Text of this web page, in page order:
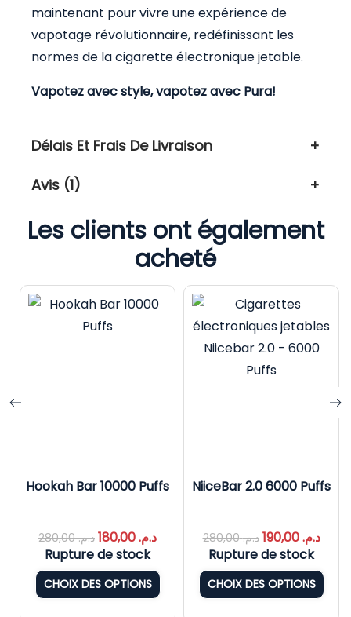
maintenant pour vivre une expérience de
vapotage révolutionnaire, redéfinissant les
normes de la cigarette électronique jetable.
Vapotez avec style, vapotez avec Pura!
Délais Et Frais De Livraison
Avis (1)
Les clients ont également
acheté
Hookah Bar 10000 Puffs
د.م.280,00 د.م.
Rupture de stock
CHOIX DES OPTIONS
NiiceBar 2.0 6000 Puffs
د.م.280,00 د.م.190,00
Rupture de stock
CHOIX DES OPTIONS